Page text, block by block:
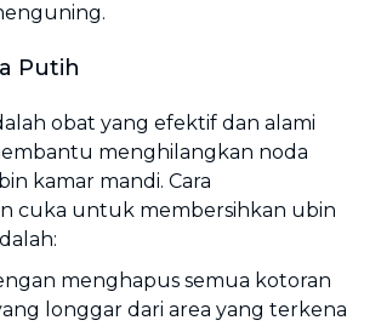
Putih
obat yang efektif dan alami
menghilangkan noda
kamar mandi. Cara
cuka untuk membersihkan ubin
menghapus semua kotoran
longgar dari area yang terkena